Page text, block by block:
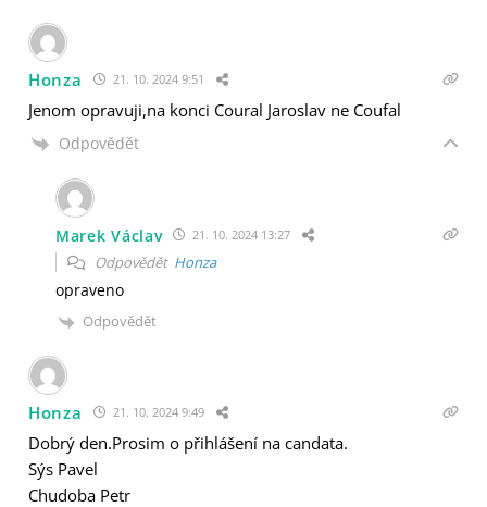
Honza 21. 10. 2024 9:51
Jenom opravuji,na konci Coural Jaroslav ne Coufal
Odpovědět
Marek Václav 21. 10. 2024 13:27
Odpovědět Honza
opraveno
Odpovědět
Honza 21. 10. 2024 9:49
Dobrý den.Prosim o přihlášení na candata.
Sýs Pavel
Chudoba Petr